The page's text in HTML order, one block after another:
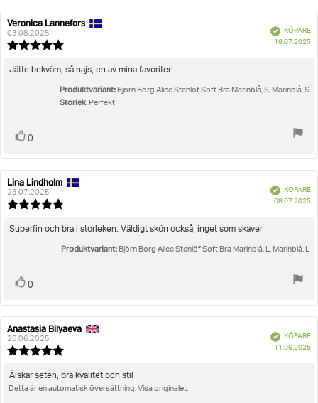
Recensionsförfattare:
Veronica Lannefors
03.08.2025
utav
stjärnor
BekräftadKÖPARE
16.07.2025
Recensionstext:
Jätte bekväm, så najs, en av mina favoriter!
Produktvariant: Björn Borg Alice Stenlöf Soft Bra Marinblå, S, Marinblå, S
Storlek: Perfekt
Rösta
0
Recensionsförfattare:
Lina Lindholm
23.07.2025
utav
stjärnor
BekräftadKÖPARE
06.07.2025
Recensionstext:
Superfin och bra i storleken. Väldigt skön också, inget som skaver
Produktvariant: Björn Borg Alice Stenlöf Soft Bra Marinblå, L, Marinblå, L
Rösta
0
Recensionsförfattare:
Anastasia Bilyaeva
28.06.2025
utav
BekräftadKÖPARE
11.06.2025
Recensionstext:
Älskar seten, bra kvalitet och stil
Detta är en automatisk översättning. Visa originalet.